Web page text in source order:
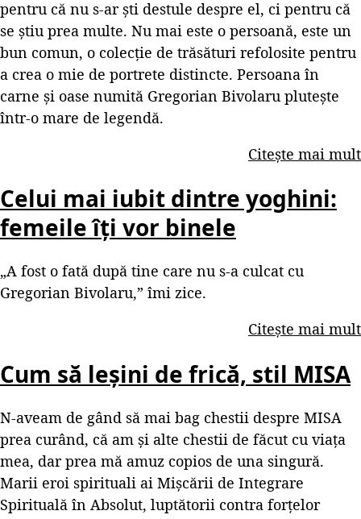
pentru că nu s-ar ști destule despre el, ci pentru că
se știu prea multe. Nu mai este o persoană, este un
bun comun, o colecție de trăsături refolosite pentru
a crea o mie de portrete distincte. Persoana în
carne și oase numită Gregorian Bivolaru plutește
într-o mare de legendă.
Citește mai mult
Celui mai iubit dintre yoghini:
femeile îți vor binele
„A fost o fată după tine care nu s-a culcat cu
Gregorian Bivolaru,” îmi zice.
Citește mai mult
Cum să leșini de frică, stil MISA
N-aveam de gând să mai bag chestii despre MISA
prea curând, că am și alte chestii de făcut cu viața
mea, dar prea mă amuz copios de una singură.
Marii eroi spirituali ai Mișcării de Integrare
Spirituală în Absolut, luptătorii contra forțelor